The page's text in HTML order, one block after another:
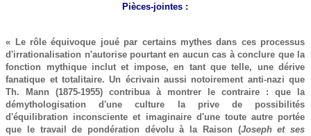
Pièces-jointes :
« Le rôle équivoque joué par certains mythes dans ces processus
d'irrationalisation n'autorise pourtant en aucun cas à conclure que la
fonction mythique inclut et impose, en tant que telle, une dérive
fanatique et totalitaire. Un écrivain aussi notoirement anti-nazi que
Th. Mann (1875-1955) contribua à montrer le contraire : que la
démythologisation d'une culture la prive de possibilités
d'équilibration inconsciente et imaginaire d'une toute autre portée
que le travail de pondération dévolu à la Raison (Joseph et ses